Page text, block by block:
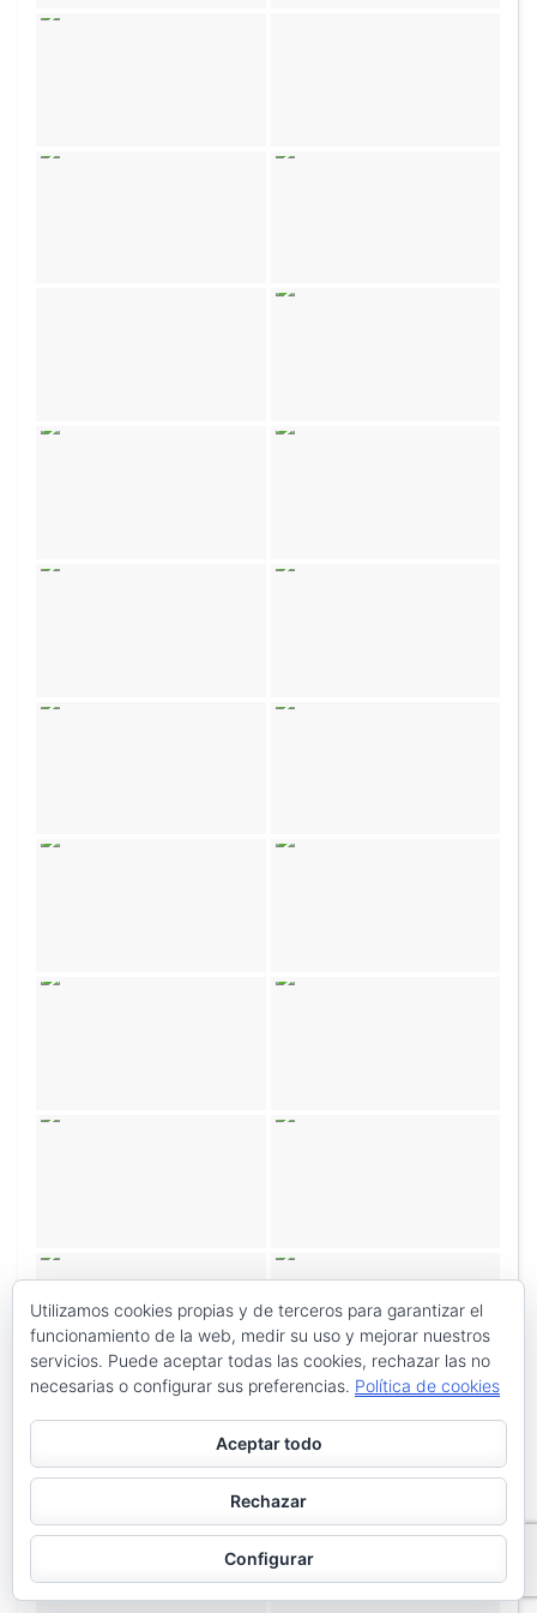
Utilizamos cookies propias y de terceros para garantizar el
funcionamiento de la web, medir su uso y mejorar nuestros
servicios. Puede aceptar todas las cookies, rechazar las no
necesarias o configurar sus preferencias. Política de cookies
Aceptar todo
Rechazar
Configurar